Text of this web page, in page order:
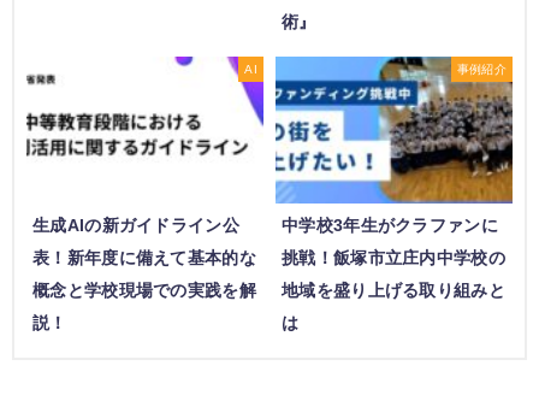
術』
AI
生成AIの新ガイドライン公
表！新年度に備えて基本的な
概念と学校現場での実践を解
説！
事例紹介
中学校3年生がクラファンに
挑戦！飯塚市立庄内中学校の
地域を盛り上げる取り組みと
は